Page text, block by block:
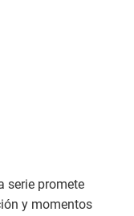
serie promete
y momentos